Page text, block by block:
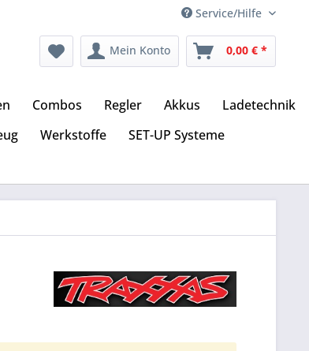
Service/Hilfe
Mein Konto 0,00 € *
Combos Regler Akkus
Ladetechnik
Werkstoffe
SET-UP Systeme